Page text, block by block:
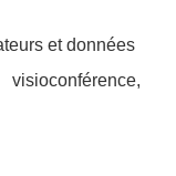
et données